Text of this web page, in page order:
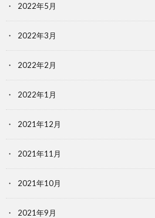
2022年5月
2022年3月
2022年2月
2022年1月
2021年12月
2021年11月
2021年10月
2021年9月